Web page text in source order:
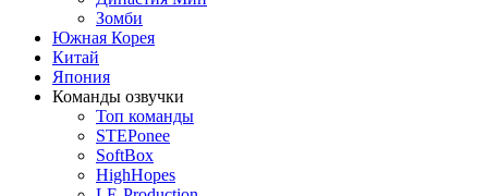
Зомби
Южная Корея
Китай
Япония
Команды озвучки
Топ команды
STEPonee
SoftBox
HighHopes